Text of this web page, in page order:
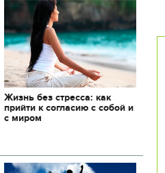
Жизнь без стресса: как
прийти к согласию с собой и
с миром